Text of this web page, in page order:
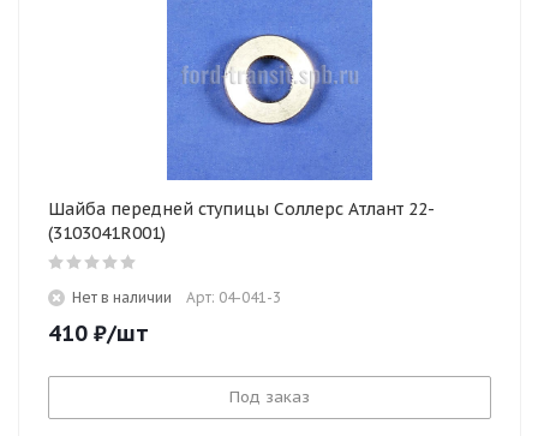
Шайба передней ступицы Соллерс Атлант 22-
(3103041R001)
Нет в наличии Арт: 04-041-3
410 ₽/шт
Под заказ